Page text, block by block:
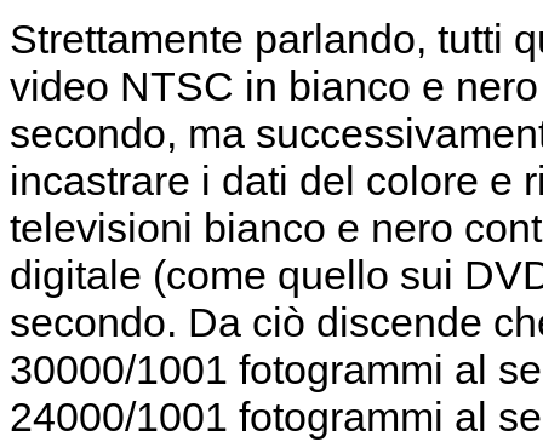
Strettamente parlando, tutti
video NTSC in bianco e
secondo, ma
incastrare i dati del colore e
televisioni bianco e nero
digitale (come quello sui
secondo. Da ciò discende
30000/1001 fotogrammi al
24000/1001 fotogrammi al